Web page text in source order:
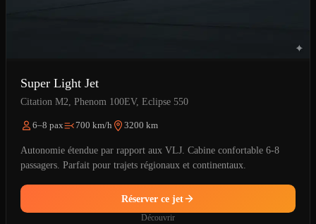
Super Light Jet
Citation M2, Phenom 100EV, Eclipse 550
6–8 pax 700 km/h 3200 km
Autonomie étendue par rapport aux VLJ. Cabine confortable 6-8
passagers. Parfait pour trajets régionaux et continentaux.
Réserver ce jet
Découvrir